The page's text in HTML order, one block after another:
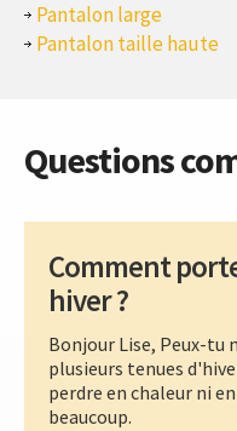
Pantalon large
Pantalon taille haute
Questions
Comment
hiver ?
Bonjour Lise, Peux-tu
plusieurs tenues
perdre en chaleur ni
beaucoup.